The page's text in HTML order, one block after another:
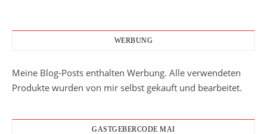
WERBUNG
Meine Blog-Posts enthalten Werbung. Alle verwendeten
Produkte wurden von mir selbst gekauft und bearbeitet.
GASTGEBERCODE MAI